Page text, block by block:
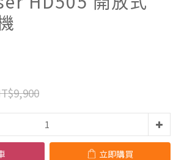
立即購買